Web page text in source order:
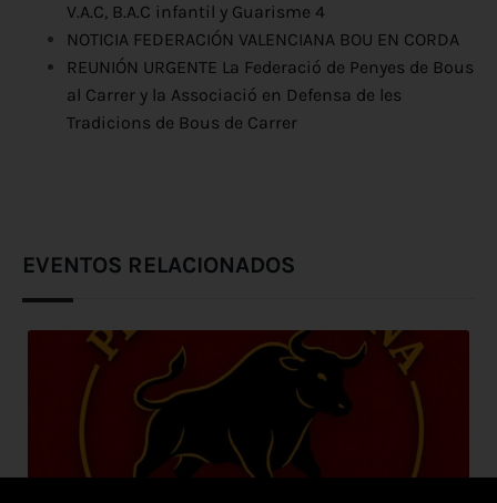
V.A.C, B.A.C infantil y Guarisme 4
NOTICIA FEDERACIÓN VALENCIANA BOU EN CORDA
REUNIÓN URGENTE La Federació de Penyes de Bous
al Carrer y la Associació en Defensa de les
Tradicions de Bous de Carrer
EVENTOS RELACIONADOS